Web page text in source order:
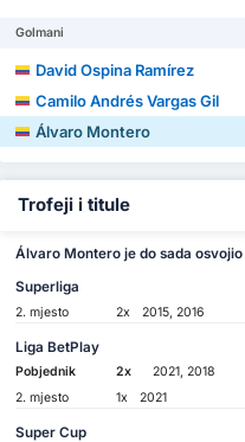
Golmani
David Ospina Ramírez
Camilo Andrés Vargas Gil
Álvaro Montero
Trofeji i titule
Álvaro Montero je do sada
Superliga
2. mjesto 2x 2015, 2016
Liga BetPlay
Pobjednik 2x
2021, 2018
2. mjesto
1x 2021
Super Cup